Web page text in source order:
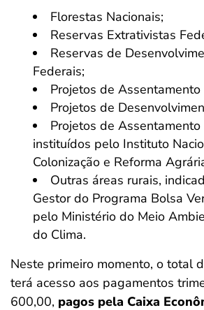
Florestas Nacionais;
Reservas Extrativistas
Reservas de
Federais;
Projetos de Assentamento
Projetos de
Projetos de
instituídos pelo Instituto
Colonização e Reforma
Outras áreas rurais,
Gestor do Programa Bolsa
pelo Ministério do Meio
do Clima.
Neste primeiro momento, o total
terá acesso aos pagamentos
600,00, pagos pela Caixa